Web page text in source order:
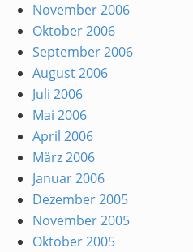
November 2006
Oktober 2006
September 2006
August 2006
Juli 2006
Mai 2006
April 2006
März 2006
Januar 2006
Dezember 2005
November 2005
Oktober 2005